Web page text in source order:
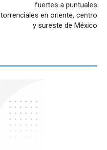
fuertes a puntuales
torrenciales en oriente, centro
y sureste de México